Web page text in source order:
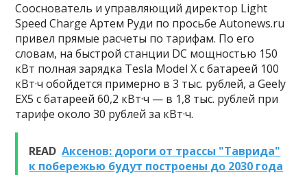
Сооснователь и управляющий директор Light
Speed Charge Артем Руди по просьбе Autonews.ru
привел прямые расчеты по тарифам. По его
словам, на быстрой станции DC мощностью 150
кВт полная зарядка Tesla Model X с батареей 100
кВт·ч обойдется примерно в 3 тыс. рублей, а Geely
EX5 с батареей 60,2 кВт·ч — в 1,8 тыс. рублей при
тарифе около 30 рублей за кВт·ч.
READ Аксенов: дороги от трассы "Таврида"
к побережью будут построены до 2030 года